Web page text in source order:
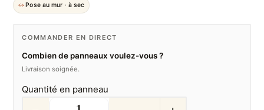
Pose au mur · à sec
COMMANDER EN DIRECT
Combien de panneaux voulez-vous ?
Livraison soignée.
Quantité en panneau